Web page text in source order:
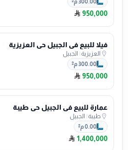
300.00 م²
950,000
فيلا للبيع في الجبيل حي العزيزية
العزيزية| الجبيل
300.00 م²
950,000
عمارة للبيع في الجبيل حي طيبة
طيبة| الجبيل
0.00 م²
1,400,000